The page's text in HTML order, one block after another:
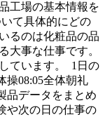
工場の基本情報を
て具体的にどの
るのは化粧品の品
大事な仕事です。
ています。 1日の
操08:05全体朝礼
品データをまとめ
や次の日の仕事の